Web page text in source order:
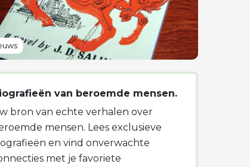
van beroemde mensen.
bron van echte verhalen over
mensen. Lees exclusieve
en vind onverwachte
met je favoriete